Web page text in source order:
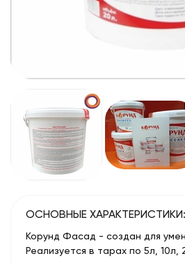
ОСНОВНЫЕ ХАРАКТЕРИСТИКИ:
Корунд Фасад - создан для
Реализуется в тарах по 5л, 10л,